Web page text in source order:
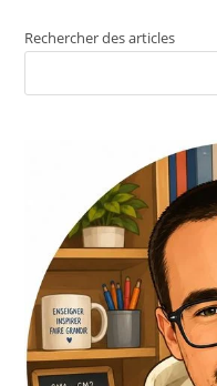
Rechercher des articles